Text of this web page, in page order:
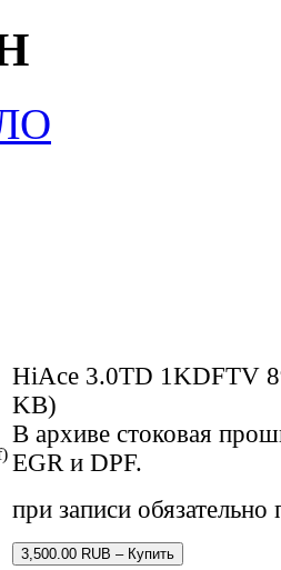
HiAce 3.0TD 1KDFTV
KB)
В архиве стоковая
EGR и DPF.
при записи
3,500.00 RUB – Купить